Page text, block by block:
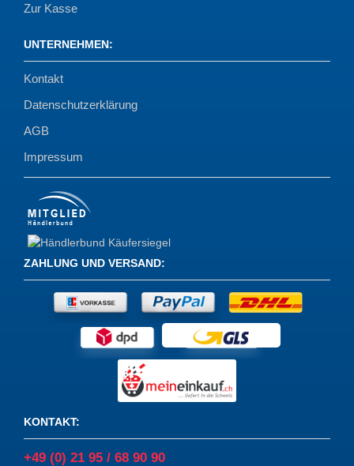
Zur Kasse
UNTERNEHMEN:
Kontakt
Datenschutzerklärung
AGB
Impressum
ZAHLUNG UND VERSAND:
KONTAKT:
+49 (0) 21 95 / 68 90 90